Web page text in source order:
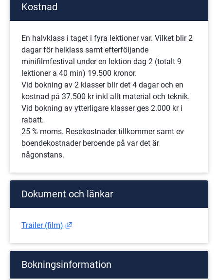
Kostnad
En halvklass i taget i fyra lektioner var. Vilket blir 2
dagar för helklass samt efterföljande
minifilmfestival under en lektion dag 2 (totalt 9
lektioner a 40 min) 19.500 kronor.
Vid bokning av 2 klasser blir det 4 dagar och en
kostnad på 37.500 kr inkl allt material och teknik.
Vid bokning av ytterligare klasser ges 2.000 kr i
rabatt.
25 % moms. Resekostnader tillkommer samt ev
boendekostnader beroende på var det är
någonstans.
Dokument och länkar
Trailer (film) Länk till annan webbplats, öppnas i nytt
Bokningsinformation